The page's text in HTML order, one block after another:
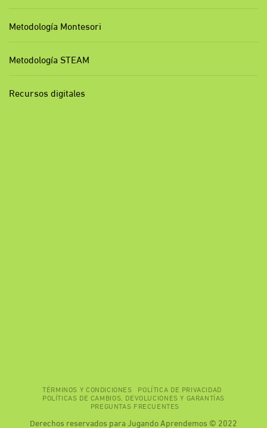
Metodología Montesori
Metodología STEAM
Recursos digitales
TÉRMINOS Y CONDICIONES POLÍTICA DE PRIVACIDAD
POLÍTICAS DE CAMBIOS, DEVOLUCIONES Y GARANTÍAS
PREGUNTAS FRECUENTES
Derechos reservados para Jugando Aprendemos © 2022